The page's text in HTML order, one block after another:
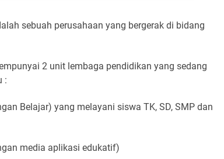
sebuah perusahaan yang bergerak di bidang
2 unit lembaga pendidikan yang sedang
:
Belajar) yang melayani siswa TK, SD, SMP dan
media aplikasi edukatif)